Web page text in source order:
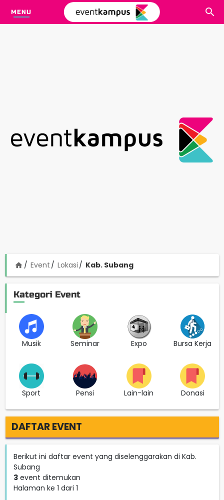
MENU
home Event Lokasi Kab. Subang
Kategori Event
Musik Seminar Expo Bursa Kerja
Sport Pensi Lain-lain Donasi
DAFTAR EVENT
Berikut ini daftar event yang diselenggarakan di Kab.
Subang
3event ditemukan
Halaman ke 1 dari 1